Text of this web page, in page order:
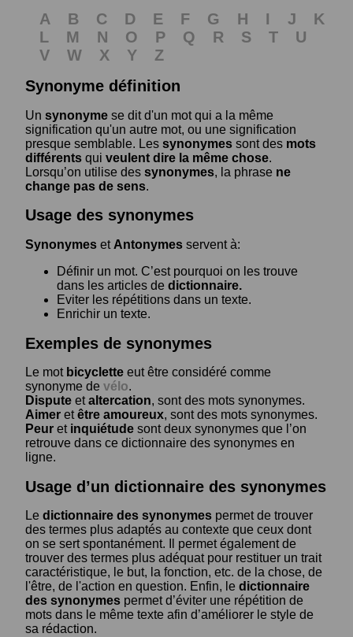
A B C D E F G H I J
K
L
M N O P Q R S T
U
V
W X Y
Z
Synonyme définition
Un synonyme se dit d'un mot qui a la même
signification qu'un autre mot, ou une signification
presque semblable. Les synonymes sont des mots
différents qui veulent dire la même chose.
Lorsqu’on utilise des synonymes, la phrase ne
change pas de sens.
Usage des synonymes
Synonymes et Antonymes servent à:
Définir un mot. C’est pourquoi on les trouve
dans les articles de dictionnaire.
Eviter les répétitions dans un texte.
Enrichir un texte.
Exemples de synonymes
Le mot bicyclette eut être considéré comme
synonyme de vélo.
Dispute etaltercation, sont des mots synonymes.
Aimer etêtre amoureux, sont des mots synonymes.
Peur et inquiétude sont deux synonymes que l’on
retrouve dans ce dictionnaire des synonymes en
ligne.
Usage d’un dictionnaire des synonymes
Le dictionnaire des synonymes permet de trouver
des termes plus adaptés au contexte que ceux dont
on se sert spontanément. Il permet également de
trouver des termes plus adéquat pour restituer un trait
caractéristique, le but, la fonction, etc. de la chose, de
l'être, de l'action en question. Enfin, le dictionnaire
des synonymes permet d’éviter une répétition de
mots dans le même texte afin d’améliorer le style de
sa rédaction.